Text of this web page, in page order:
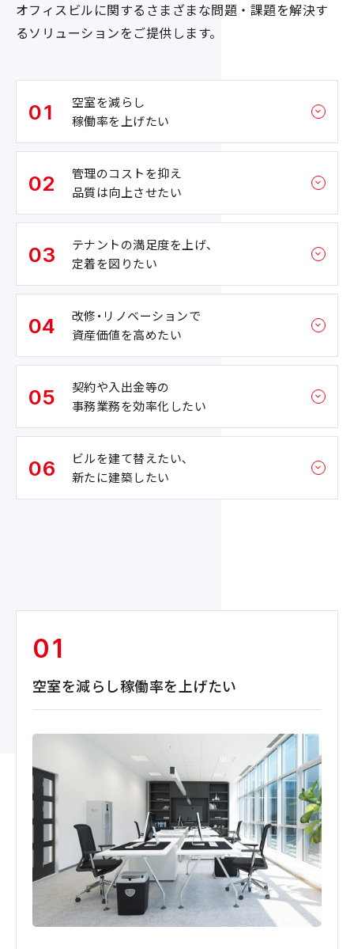
オフィスビルに関するさまざまな問題・課題を解決す
るソリューションをご提供します。
01
空室を減らし
稼働率を上げたい
02
管理のコストを抑え
品質は向上させたい
03
テナントの満足度を上げ、
定着を図りたい
04
改修・リノベーションで
資産価値を高めたい
05
契約や入出金等の
事務業務を効率化したい
06
ビルを建て替えたい、
新たに建築したい
01
空室を減らし稼働率を上げたい